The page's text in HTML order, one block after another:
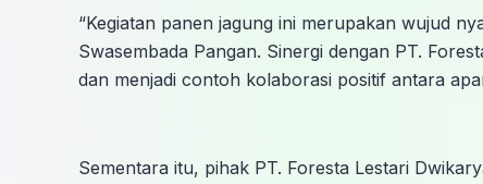
“Kegiatan panen jagung ini merupakan wujud
Swasembada Pangan. Sinergi dengan PT.
dan menjadi contoh kolaborasi positif antara
Sementara itu, pihak PT. Foresta Lestari